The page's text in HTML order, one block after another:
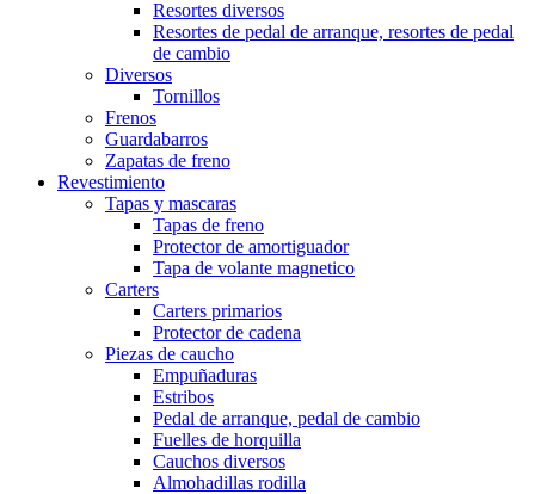
Resortes diversos
Resortes de pedal de arranque, resortes de pedal
de cambio
Diversos
Tornillos
Frenos
Guardabarros
Zapatas de freno
Revestimiento
Tapas y mascaras
Tapas de freno
Protector de amortiguador
Tapa de volante magnetico
Carters
Carters primarios
Protector de cadena
Piezas de caucho
Empuñaduras
Estribos
Pedal de arranque, pedal de cambio
Fuelles de horquilla
Cauchos diversos
Almohadillas rodilla